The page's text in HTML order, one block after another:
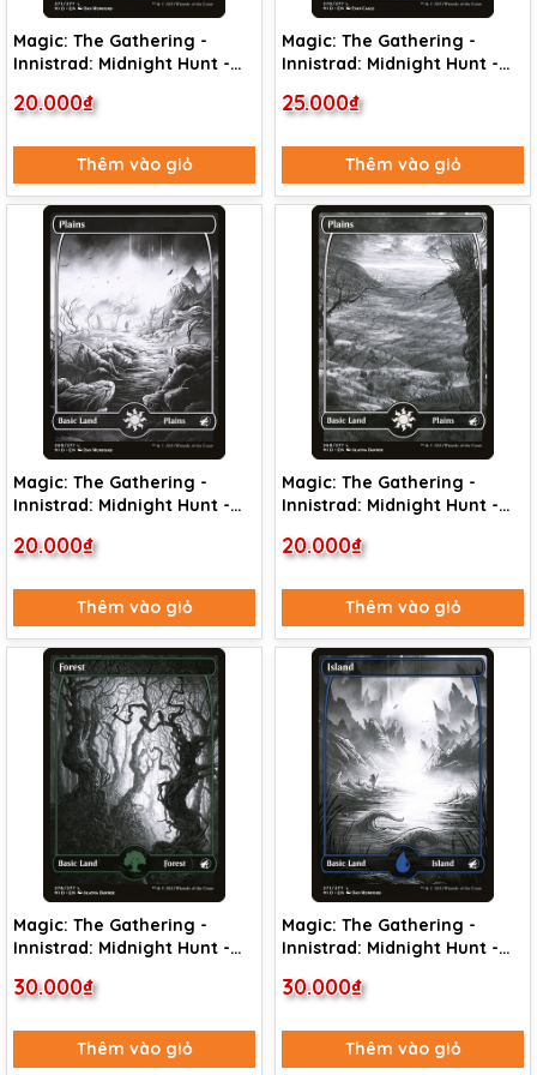
Magic: The Gathering -
Innistrad: Midnight Hunt -
20.000₫
Thêm vào giỏ
Magic: The Gathering -
Innistrad: Midnight Hunt -
25.000₫
Thêm vào giỏ
Magic: The Gathering -
Innistrad: Midnight Hunt -
20.000₫
Thêm vào giỏ
Magic: The Gathering -
Innistrad: Midnight Hunt -
20.000₫
Thêm vào giỏ
Magic: The Gathering -
Innistrad: Midnight Hunt -
30.000₫
Thêm vào giỏ
Magic: The Gathering -
Innistrad: Midnight Hunt -
30.000₫
Thêm vào giỏ